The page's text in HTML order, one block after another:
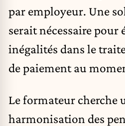
par employeur. Une
serait nécessaire pour
inégalités dans le
de paiement au
Le formateur cherche
harmonisation des